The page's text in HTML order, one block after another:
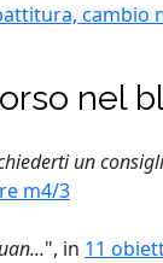
cambio
nel
un
m4/3
", in 11